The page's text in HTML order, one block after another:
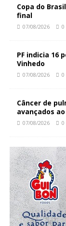
Copa do
final
07/08/2026 0
PF indicia 16
Vinhedo
07/08/2026 0
Câncer de
avançados ao
07/08/2026 0